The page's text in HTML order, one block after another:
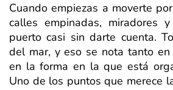
Cuando empiezas a moverte
calles empinadas, miradores
puerto casi sin darte cuenta.
del mar, y eso se nota tanto
en la forma en la que está
Uno de los puntos que merece